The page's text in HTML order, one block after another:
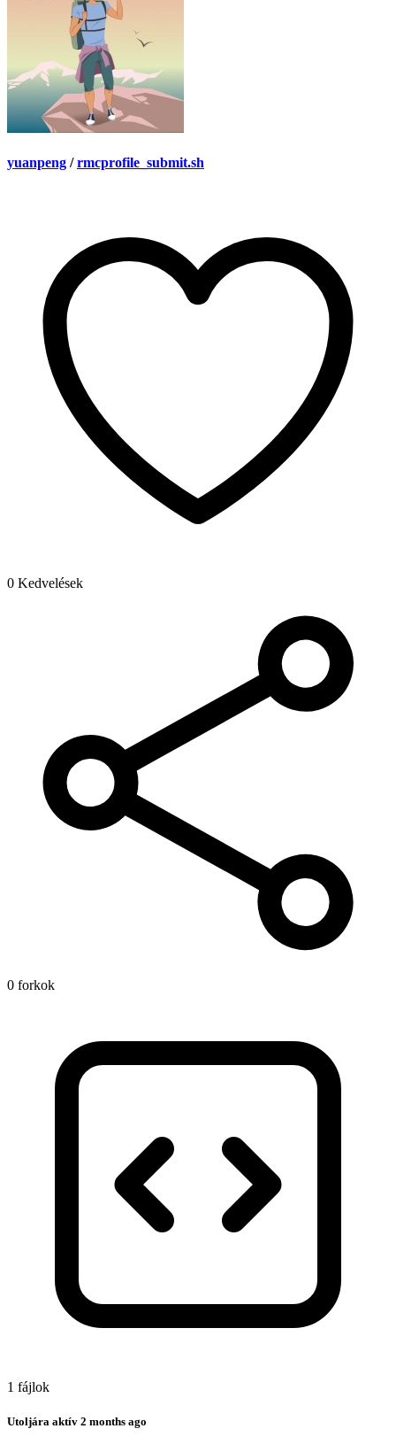
yuanpeng / rmcprofile_submit.sh
0 Kedvelések
0 forkok
1 fájlok
Utoljára aktív 2 months ago